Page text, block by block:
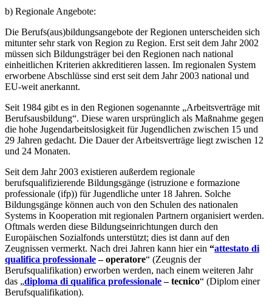
b) Regionale Angebote:
Die Berufs(aus)bildungsangebote der Regionen unterscheiden sich
mitunter sehr stark von Region zu Region. Erst seit dem Jahr 2002
müssen sich Bildungsträger bei den Regionen nach national
einheitlichen Kriterien akkreditieren lassen. Im regionalen System
erworbene Abschlüsse sind erst seit dem Jahr 2003 national und
EU-weit anerkannt.
Seit 1984 gibt es in den Regionen sogenannte „Arbeitsverträge mit
Berufsausbildung“. Diese waren ursprünglich als Maßnahme gegen
die hohe Jugendarbeitslosigkeit für Jugendlichen zwischen 15 und
29 Jahren gedacht. Die Dauer der Arbeitsverträge liegt zwischen 12
und 24 Monaten.
Seit dem Jahr 2003 existieren außerdem regionale
berufsqualifizierende Bildungsgänge (istruzione e formazione
professionale (ifp)) für Jugendliche unter 18 Jahren. Solche
Bildungsgänge können auch von den Schulen des nationalen
Systems in Kooperation mit regionalen Partnern organisiert werden.
Oftmals werden diese Bildungseinrichtungen durch den
Europäischen Sozialfonds unterstützt; dies ist dann auf den
Zeugnissen vermerkt. Nach drei Jahren kann hier ein “attestato di
qualifica professionale– operatore“ (Zeugnis der
Berufsqualifikation) erworben werden, nach einem weiteren Jahr
das „diploma di qualifica professionale– tecnico“ (Diplom einer
Berufsqualifikation).